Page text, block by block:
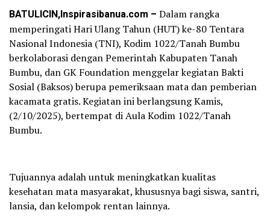
BATULICIN,Inspirasibanua.com – Dalam rangka
memperingati Hari Ulang Tahun (HUT) ke-80 Tentara
Nasional Indonesia (TNI), Kodim 1022/Tanah Bumbu
berkolaborasi dengan Pemerintah Kabupaten Tanah
Bumbu, dan GK Foundation menggelar kegiatan Bakti
Sosial (Baksos) berupa pemeriksaan mata dan pemberian
kacamata gratis. Kegiatan ini berlangsung Kamis,
(2/10/2025), bertempat di Aula Kodim 1022/Tanah
Bumbu.
Tujuannya adalah untuk meningkatkan kualitas
kesehatan mata masyarakat, khususnya bagi siswa, santri,
lansia, dan kelompok rentan lainnya.